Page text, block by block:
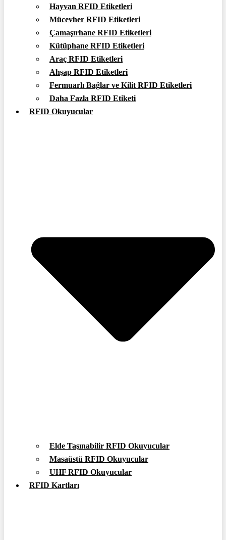
Hayvan RFID Etiketleri
Mücevher RFID Etiketleri
Çamaşırhane RFID Etiketleri
Kütüphane RFID Etiketleri
Araç RFID Etiketleri
Ahşap RFID Etiketleri
Fermuarlı Bağlar ve Kilit RFID Etiketleri
Daha Fazla RFID Etiketi
RFID Okuyucular
Elde Taşınabilir RFID Okuyucular
Masaüstü RFID Okuyucular
UHF RFID Okuyucular
RFID Kartları